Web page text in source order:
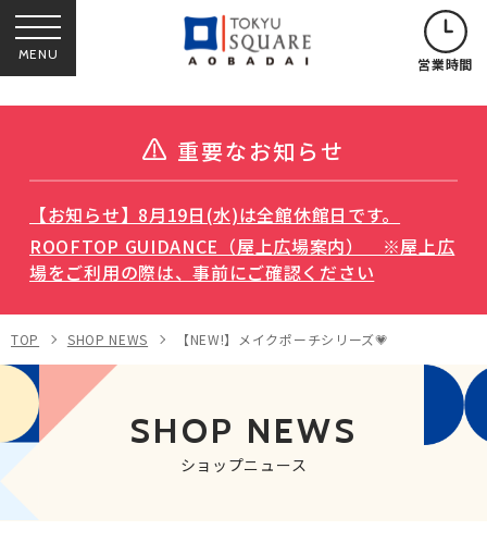
MENU 営業時間
重要なお知らせ
【お知らせ】8月19日(水)は全館休館日です。
ROOFTOP GUIDANCE（屋上広場案内） ※屋上広
場をご利用の際は、事前にご確認ください
TOP SHOP NEWS 【NEW!】メイクポーチシリーズ💗
SHOP NEWS
ショップニュース